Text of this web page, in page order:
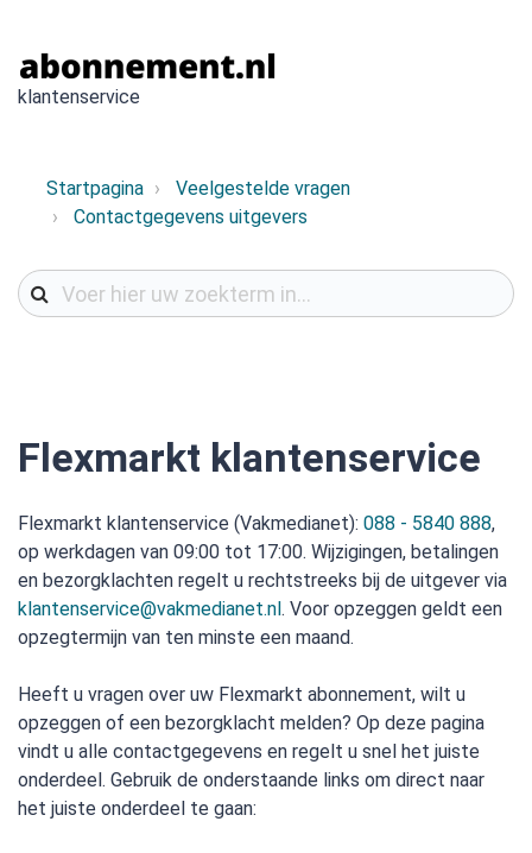
klantenservice
Startpagina
Veelgestelde vragen
Contactgegevens uitgevers
Flexmarkt klantenservice
Flexmarkt klantenservice (Vakmedianet): 088 - 5840 888,
op werkdagen van 09:00 tot 17:00. Wijzigingen, betalingen
en bezorgklachten regelt u rechtstreeks bij de uitgever via
klantenservice@vakmedianet.nl. Voor opzeggen geldt een
opzegtermijn van ten minste een maand.
Heeft u vragen over uw Flexmarkt abonnement, wilt u
opzeggen of een bezorgklacht melden? Op deze pagina
vindt u alle contactgegevens en regelt u snel het juiste
onderdeel. Gebruik de onderstaande links om direct naar
het juiste onderdeel te gaan: